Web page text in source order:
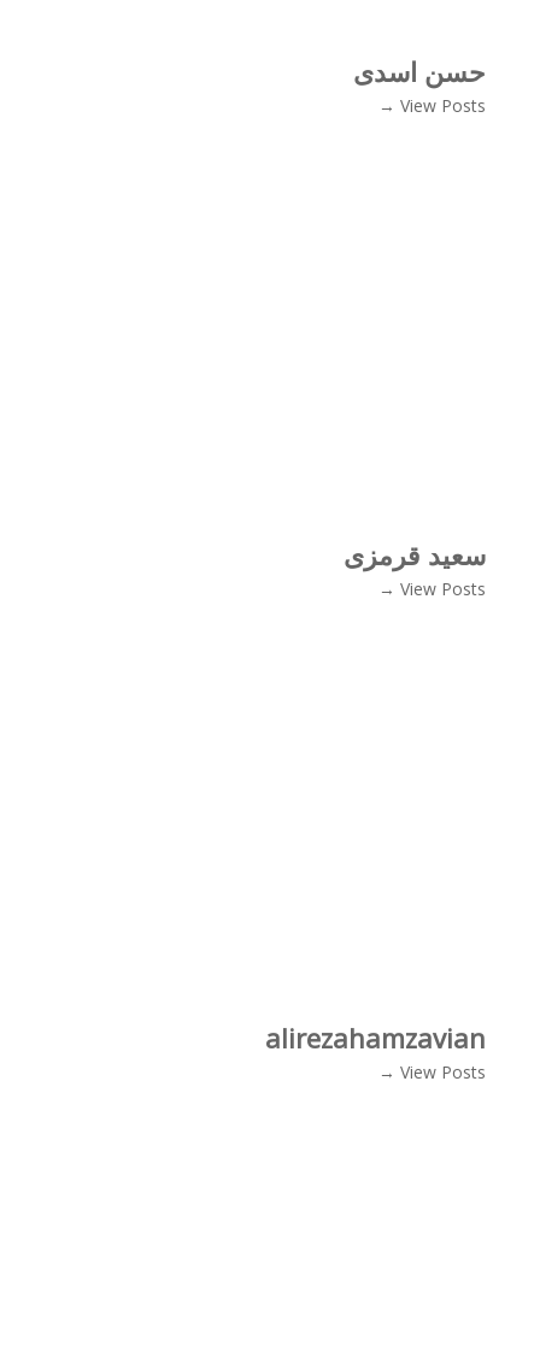
حسن اسدی
View Posts →
سعید قرمزی
View Posts →
alirezahamzavian
View Posts →